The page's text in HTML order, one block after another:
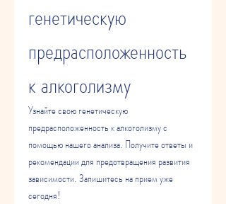
генетическую
предрасположенность
к алкоголизму
Узнайте свою генетическую
предрасположенность к алкоголизму с
помощью нашего анализа. Получите ответы и
рекомендации для предотвращения развития
зависимости. Запишитесь на прием уже
сегодня!